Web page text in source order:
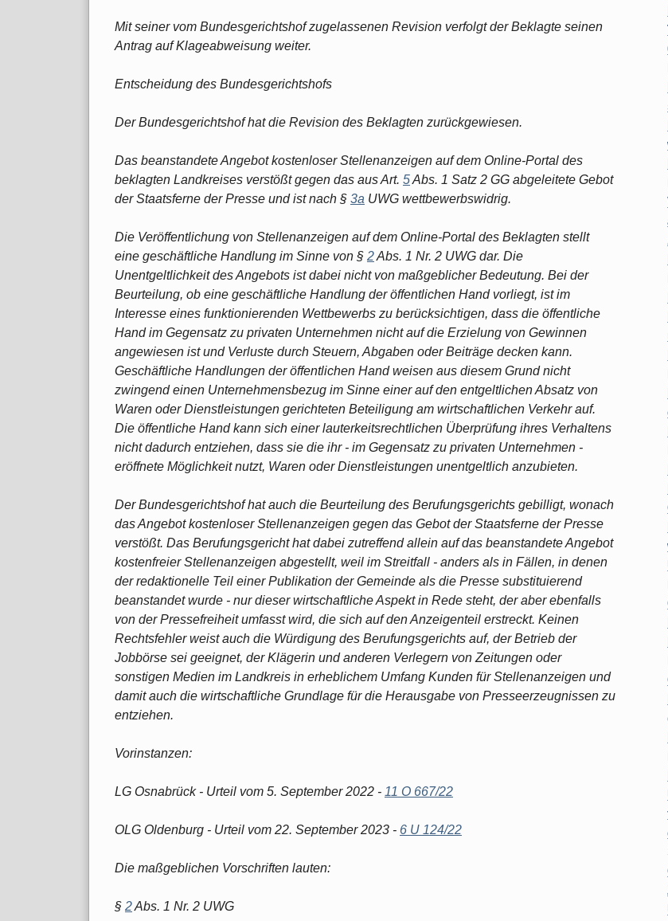
Mit seiner vom Bundesgerichtshof zugelassenen Revision verfolgt der Beklagte seinen
Antrag auf Klageabweisung weiter.
Entscheidung des Bundesgerichtshofs
Der Bundesgerichtshof hat die Revision des Beklagten zurückgewiesen.
Das beanstandete Angebot kostenloser Stellenanzeigen auf dem Online-Portal des
beklagten Landkreises verstößt gegen das aus Art. 5Abs. 1 Satz 2 GG abgeleitete Gebot
der Staatsferne der Presse und ist nach § 3a UWG wettbewerbswidrig.
Die Veröffentlichung von Stellenanzeigen auf dem Online-Portal des Beklagten stellt
eine geschäftliche Handlung im Sinne von § 2Abs. 1 Nr. 2 UWG dar. Die
Unentgeltlichkeit des Angebots ist dabei nicht von maßgeblicher Bedeutung. Bei der
Beurteilung, ob eine geschäftliche Handlung der öffentlichen Hand vorliegt, ist im
Interesse eines funktionierenden Wettbewerbs zu berücksichtigen, dass die öffentliche
Hand im Gegensatz zu privaten Unternehmen nicht auf die Erzielung von Gewinnen
angewiesen ist und Verluste durch Steuern, Abgaben oder Beiträge decken kann.
Geschäftliche Handlungen der öffentlichen Hand weisen aus diesem Grund nicht
zwingend einen Unternehmensbezug im Sinne einer auf den entgeltlichen Absatz von
Waren oder Dienstleistungen gerichteten Beteiligung am wirtschaftlichen Verkehr auf.
Die öffentliche Hand kann sich einer lauterkeitsrechtlichen Überprüfung ihres Verhaltens
nicht dadurch entziehen, dass sie die ihr - im Gegensatz zu privaten Unternehmen -
eröffnete Möglichkeit nutzt, Waren oder Dienstleistungen unentgeltlich anzubieten.
Der Bundesgerichtshof hat auch die Beurteilung des Berufungsgerichts gebilligt, wonach
das Angebot kostenloser Stellenanzeigen gegen das Gebot der Staatsferne der Presse
verstößt. Das Berufungsgericht hat dabei zutreffend allein auf das beanstandete Angebot
kostenfreier Stellenanzeigen abgestellt, weil im Streitfall - anders als in Fällen, in denen
der redaktionelle Teil einer Publikation der Gemeinde als die Presse substituierend
beanstandet wurde - nur dieser wirtschaftliche Aspekt in Rede steht, der aber ebenfalls
von der Pressefreiheit umfasst wird, die sich auf den Anzeigenteil erstreckt. Keinen
Rechtsfehler weist auch die Würdigung des Berufungsgerichts auf, der Betrieb der
Jobbörse sei geeignet, der Klägerin und anderen Verlegern von Zeitungen oder
sonstigen Medien im Landkreis in erheblichem Umfang Kunden für Stellenanzeigen und
damit auch die wirtschaftliche Grundlage für die Herausgabe von Presseerzeugnissen zu
entziehen.
Vorinstanzen:
LG Osnabrück - Urteil vom 5. September 2022 - 11 O 667/22
OLG Oldenburg - Urteil vom 22. September 2023 - 6 U 124/22
Die maßgeblichen Vorschriften lauten:
§ 2Abs. 1 Nr. 2 UWG